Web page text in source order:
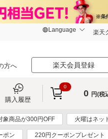
楽天
方へ 楽天会員登録
購入履歴
0
0 円(税
象商品が300円OFF 火曜はネッ
ポン 220円クーポンプレゼント